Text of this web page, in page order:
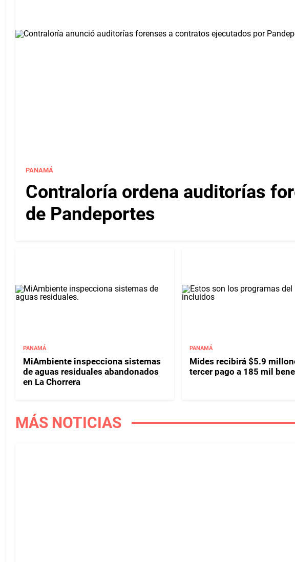
PANAMÁ
Contraloría ordena auditorías
de Pandeportes
PANAMÁ
MiAmbiente inspecciona sistemas
de aguas residuales abandonados
en La Chorrera
PANAMÁ
Mides recibirá $5.9
tercer pago a 185 mil
MÁS NOTICIAS